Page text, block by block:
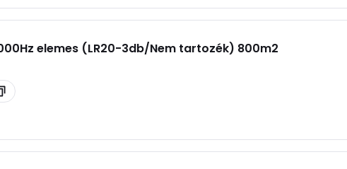
elemes (LR20-3db/Nem tartozék) 800m2